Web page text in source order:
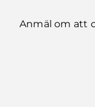
Anmäl om att